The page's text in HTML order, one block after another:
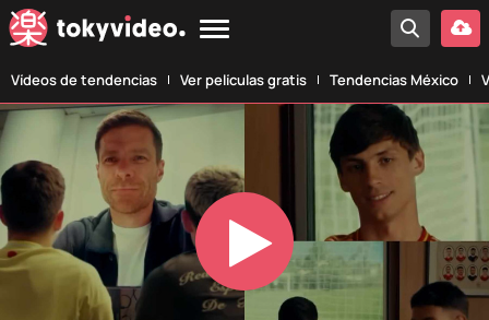
Vídeos de tendencias Ver películas gratis Tendencias México
Play